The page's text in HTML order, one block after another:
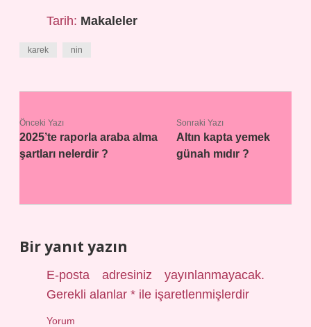
Tarih: Makaleler
karek nin
Önceki Yazı
2025’te raporla araba alma
şartları nelerdir ?
Sonraki Yazı
Altın kapta yemek
günah mıdır ?
Bir yanıt yazın
E-posta adresiniz yayınlanmayacak.
Gerekli alanlar* ile işaretlenmişlerdir
Yorum